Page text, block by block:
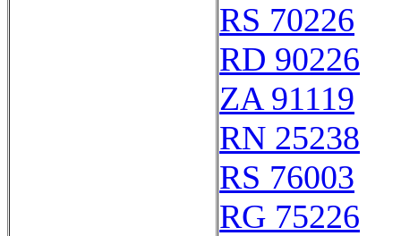
RS 70226
RD 90226
ZA 91119
RN 25238
RS 76003
RG 75226